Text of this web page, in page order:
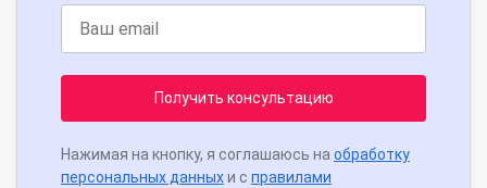
Получить консультацию
Нажимая на кнопку, я соглашаюсь на обработку
персональных данныхи с правилами